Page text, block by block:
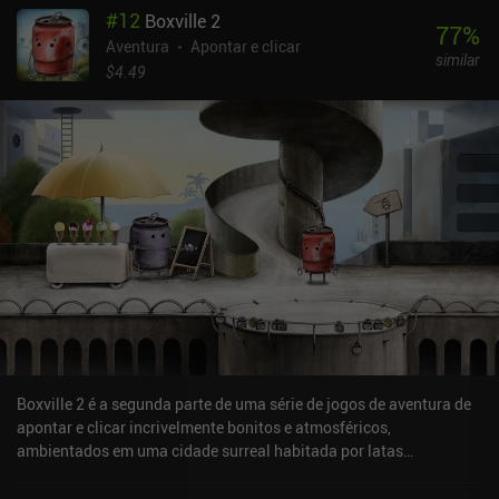
e usado como base para deduções bem-sucedidas. Gostei muito
do processo de descobrir a verdade preenchendo as lacunas nas
declarações que coletamos. Muitas vezes, é necessário prestar
mesmo utilizar o pensamento analítico. Acrescente a isso o
cenário incomum do jogo, os personagens patetas, os tropos noir
exagerados, as revelações ridículas do enredo e a pura comédia e
você terá um jogo agradável que realmente se destaca e é difícil de
largar até o fim. Ah, e eu já falei sobre os trocadilhos com patos?
Duck Detective: Ghost Glamping é gratuito para jogar por 15
minutos e, depois disso, um único iAP de US$ 5,99 desbloqueia o
jogo completo. Embora o jogo possa ser concluído em algumas
horas, é um tempo bem gasto. Aguardarei ansiosamente o
momento em que o próximo jogo da série for lançado.
#12 Boxville 2
Aventura
Apontar e clicar
$4.49
77%
similar
Boxville 2 é a segunda parte de uma série de jogos de aventura de
apontar e clicar incrivelmente bonitos e atmosféricos,
ambientados em uma cidade surreal habitada por latas